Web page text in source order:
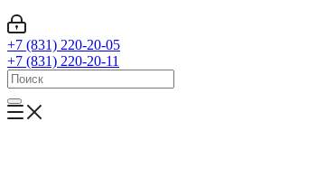
+7 (831) 220-20-05
+7 (831) 220-20-11